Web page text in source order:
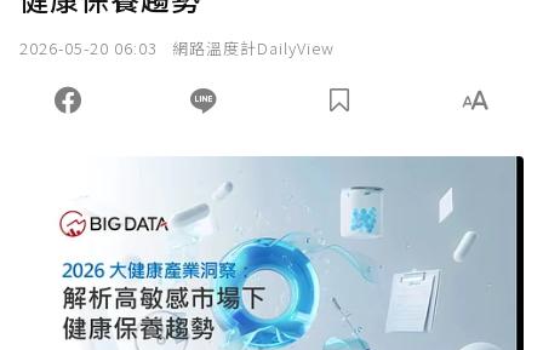
2026-05-20 06:03 網路溫度計DailyView